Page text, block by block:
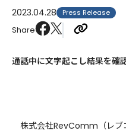
2023.04.28 Press Release
Share
通話中に文字起こし結果を確
株式会社RevComm（レブ